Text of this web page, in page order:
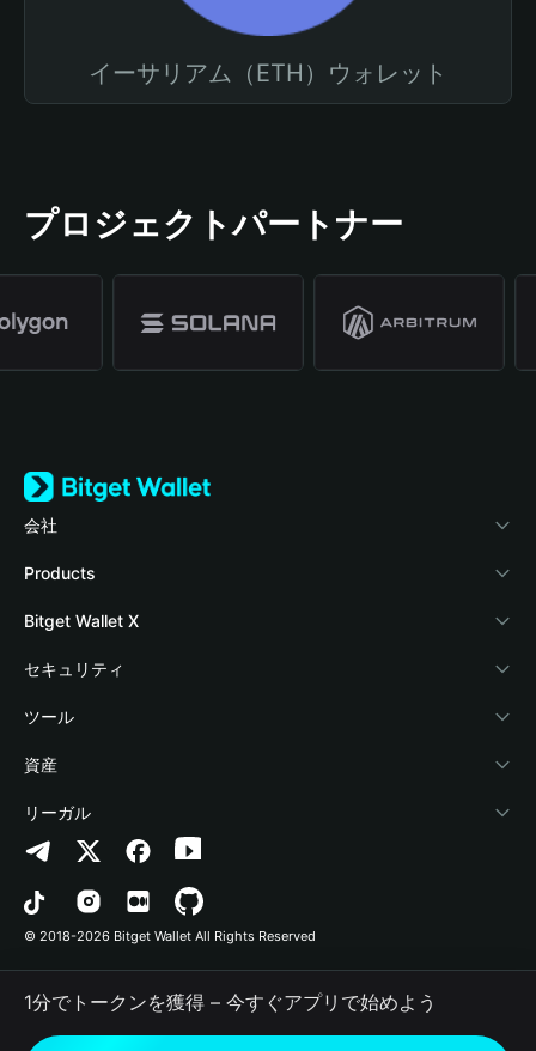
イーサリアム（ETH）ウォレット
プロジェクトパートナー
会社
Bitget Walletについて
ブログ
アカデミー
暗号資産ニュース
Help Center
お問い合わせ
ブランドリソース
キャリア
Products
Crypto Card
Stablecoin Earn
Payfi Crypto
Crypto Swap API
Altcoin Season Index
Prediction Markets
DApp
RWA
Bitget Wallet X
デベロッパー
ウォレットを接続
Bitget Wallet Pay
プロジェクトを掲載
セキュリティ
保護基金
セキュリティ技術
ツール
暗号資産を購入
認証検出
コントラクト検出
一括送金
資産
Arbitrum
Avalanche
Bitcoin
Polygon
リーガル
プライバシーポリシー
利用規約
© 2018-2026 Bitget Wallet All Rights Reserved
1分でトークンを獲得 – 今すぐアプリで始めよう